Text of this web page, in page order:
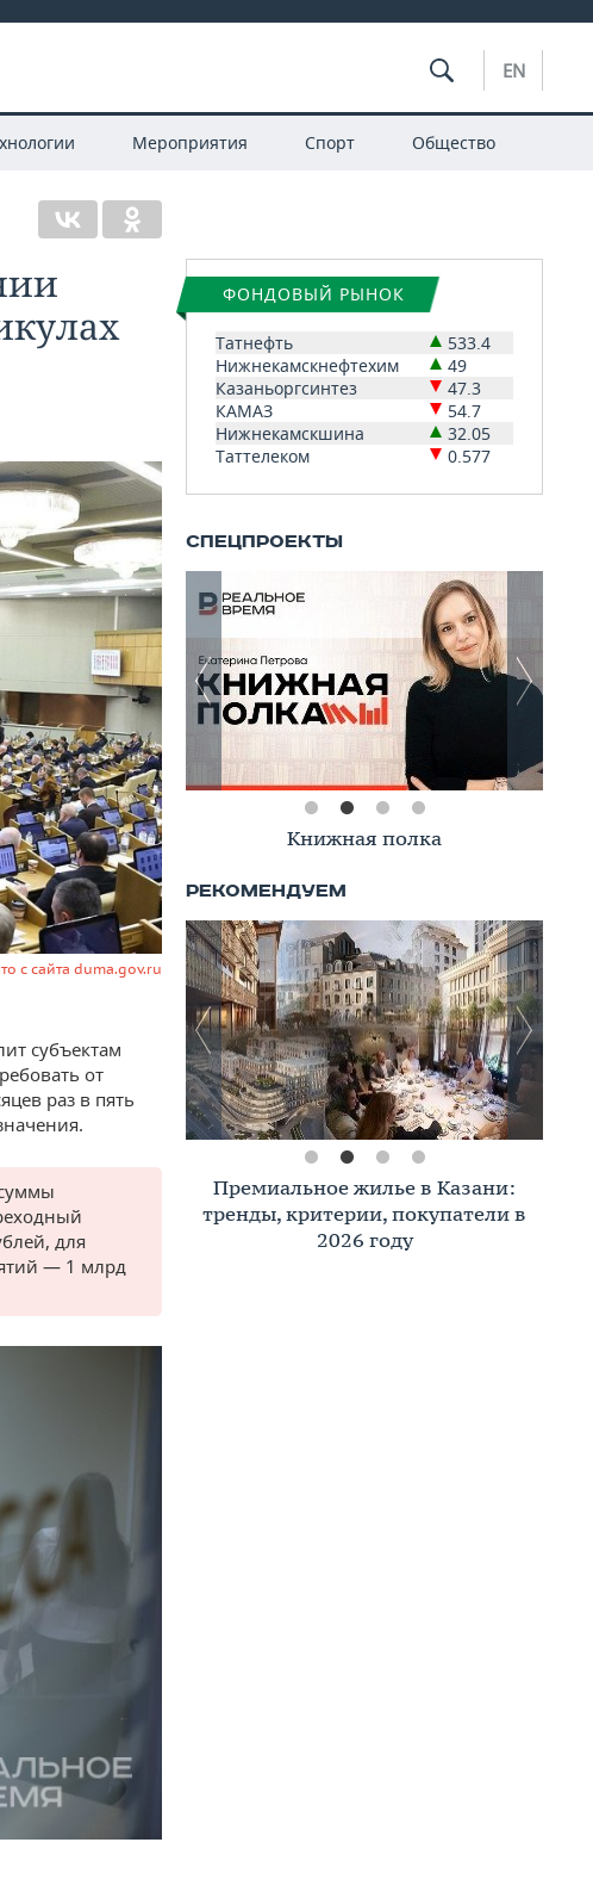
EN
Мероприятия Спорт Общество
с сайта duma.gov.ru
субъектам
от
раз в пять
для
— 1 млрд
ФОНДОВЫЙ РЫНОК
Татнефть
533.4
Нижнекамскнефтехим
49
Казаньоргсинтез
47.3
КАМАЗ
54.7
Нижнекамскшина
32.05
Таттелеком
0.577
Книжная полка
Премиальное жилье в Казани:
тренды, критерии, покупатели в
2026 году